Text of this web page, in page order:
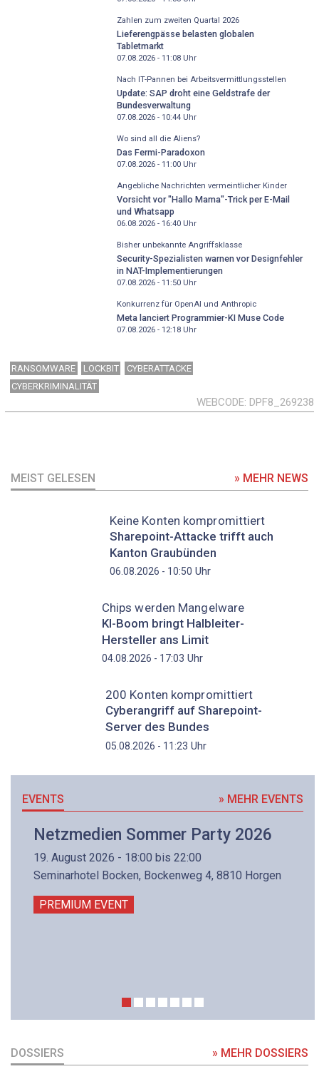
Zahlen zum zweiten Quartal 2026
Lieferengpässe belasten globalen
Tabletmarkt
07.08.2026 - 11:08Uhr
Nach IT-Pannen bei Arbeitsvermittlungsstellen
Update: SAP droht eine Geldstrafe der
Bundesverwaltung
07.08.2026 - 10:44Uhr
Wo sind all die Aliens?
Das Fermi-Paradoxon
07.08.2026 - 11:00Uhr
Angebliche Nachrichten vermeintlicher Kinder
Vorsicht vor "Hallo Mama"-Trick per E-Mail
und Whatsapp
06.08.2026 - 16:40Uhr
Bisher unbekannte Angriffsklasse
Security-Spezialisten warnen vor Designfehler
in NAT-Implementierungen
07.08.2026 - 11:50Uhr
Konkurrenz für OpenAI und Anthropic
Meta lanciert Programmier-KI Muse Code
07.08.2026 - 12:18Uhr
RANSOMWARE LOCKBIT
CYBERATTACKE
CYBERKRIMINALITÄT
WEBCODE DPF8_269238
MEIST GELESEN » MEHR NEWS
Keine Konten kompromittiert
Sharepoint-Attacke trifft auch
Kanton Graubünden
06.08.2026 - 10:50 Uhr
Chips werden Mangelware
KI-Boom bringt Halbleiter-
Hersteller ans Limit
04.08.2026 - 17:03 Uhr
200 Konten kompromittiert
Cyberangriff auf Sharepoint-
Server des Bundes
05.08.2026 - 11:23 Uhr
EVENTS » MEHR EVENTS
Netzmedien Sommer Party 2026
19. August 2026 - 18:00 bis 22:00
Seminarhotel Bocken, Bockenweg 4, 8810 Horgen
PREMIUM EVENT
DOSSIERS » MEHR DOSSIERS